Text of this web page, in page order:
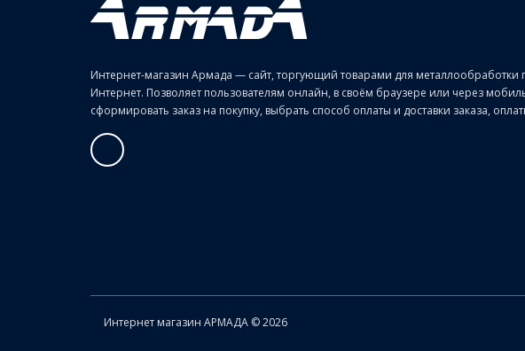
Интернет-магазин Армада — сайт, торгующий товарами для металлообработки
Интернет. Позволяет пользователям онлайн, в своём браузере или через
сформировать заказ на покупку, выбрать способ оплаты и доставки заказа,
Интернет магазин АРМАДА © 2026